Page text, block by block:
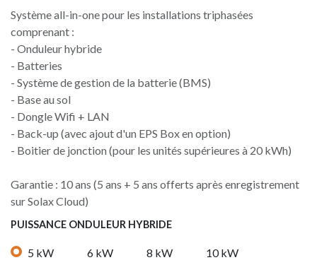
Système all-in-one pour les installations triphasées
comprenant :
- Onduleur hybride
- Batteries
- Système de gestion de la batterie (BMS)
- Base au sol
- Dongle Wifi + LAN
- Back-up (avec ajout d'un EPS Box en option)
- Boitier de jonction (pour les unités supérieures à 20 kWh)
Garantie : 10 ans (5 ans + 5 ans offerts après enregistrement
sur Solax Cloud)
PUISSANCE ONDULEUR HYBRIDE
5 kW 6 kW 8 kW 10 kW